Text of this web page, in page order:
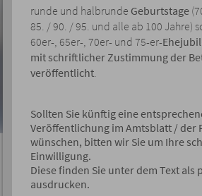
runde und halbrunde Geburtstage
85. / 90. / 95. und alle ab 100 Jahre)
60er-, 65er-, 70er- und 75-er-
mit schriftlicher Zustimmung der
veröffentlicht.
Sollten Sie künftig eine
Veröffentlichung im Amtsblatt / der
wünschen, bitten wir Sie um Ihre
Einwilligung.
Diese finden Sie unter dem Text als
ausdrucken.